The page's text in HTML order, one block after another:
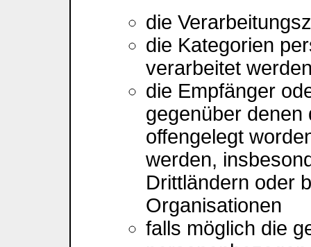
die
die Kategorien
verarbeitet
die Empfänger
gegenüber denen
offengelegt
werden,
Drittländern oder
Organisationen
falls möglich die